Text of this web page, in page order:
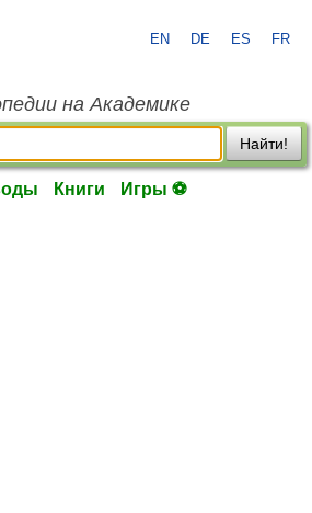
EN DE ES FR
на Академике
Найти!
Книги Игры ⚽